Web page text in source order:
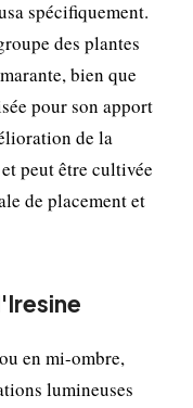
spécifiquement.
des plantes
bien que
pour son apport
de la
peut être cultivée
de placement et
en mi-ombre,
lumineuses